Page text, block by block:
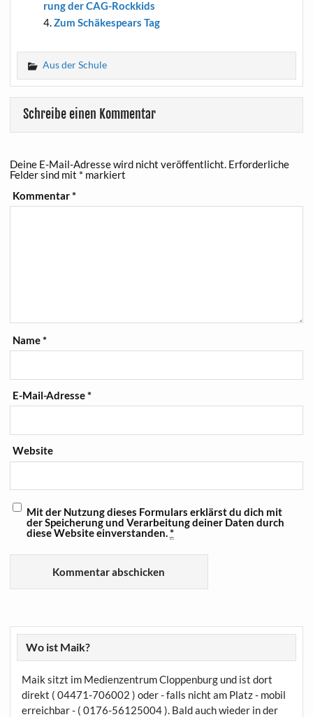
rung der CAG-Rockkids
Zum Schä­ke­spears Tag
Aus der Schule
Schreibe einen Kommentar
Deine E-Mail-Adresse wird nicht veröffentlicht. Erforderliche
Felder sind mit * markiert
Kommentar*
Name*
E-Mail-Adresse*
Website
Mit der Nutzung dieses Formulars erklärst du dich mit
der Speicherung und Verarbeitung deiner Daten durch
diese Website einverstanden.*
Wo ist Maik?
Maik sitzt im Medienzentrum Cloppenburg und ist dort
direkt ( 04471-706002 ) oder - falls nicht am Platz - mobil
erreichbar - ( 0176-56125004 ). Bald auch wieder in der